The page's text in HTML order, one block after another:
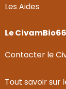
Les Aides
Le CivamBio66
Contacter le
Tout savoir sur